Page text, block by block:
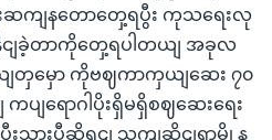
းဆကျနတောတှေ့ရပွီး ကုသရေးလု
နိုငျခဲ့တာကိုတှေ့ရပါတယျ အခုလ
ျတှမှော ကိုဗဈကာကှယျဆေး ၇၀
ပျရောဂါပိုးရှိမရှိစဈဆေးရေး
းသှားပွီဆိုရငျ သကျဆိုငျရာမွို န